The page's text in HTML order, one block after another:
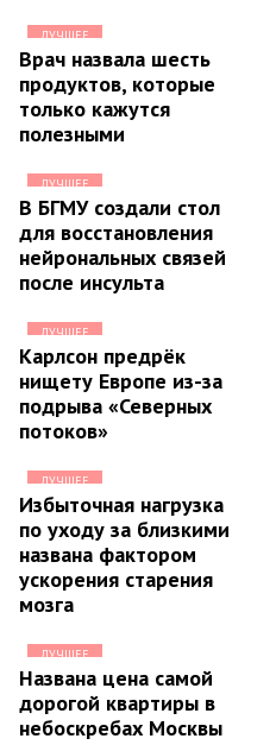
ЛУЧШЕЕ
Врач назвала шесть
продуктов, которые
только кажутся
полезными
ЛУЧШЕЕ
В БГМУ создали стол
для восстановления
нейрональных связей
после инсульта
ЛУЧШЕЕ
Карлсон предрёк
нищету Европе из-за
подрыва «Северных
потоков»
ЛУЧШЕЕ
Избыточная нагрузка
по уходу за близкими
названа фактором
ускорения старения
мозга
ЛУЧШЕЕ
Названа цена самой
дорогой квартиры в
небоскребах Москвы